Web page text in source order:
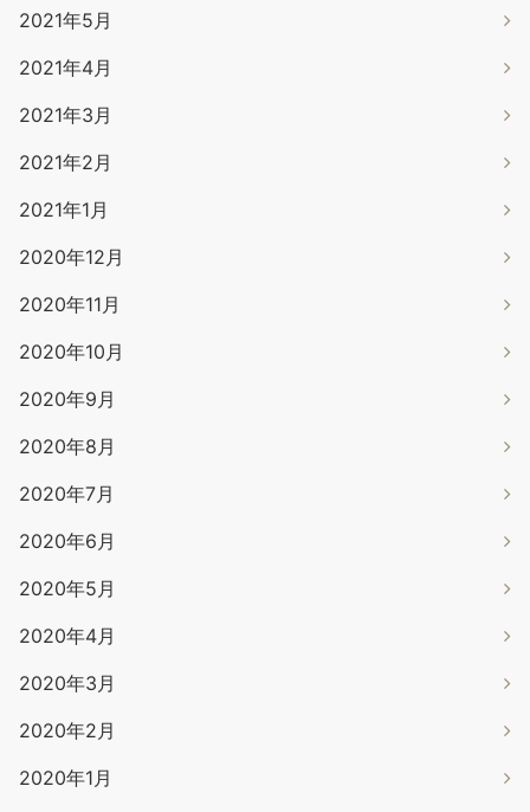
2021年5月
2021年4月
2021年3月
2021年2月
2021年1月
2020年12月
2020年11月
2020年10月
2020年9月
2020年8月
2020年7月
2020年6月
2020年5月
2020年4月
2020年3月
2020年2月
2020年1月